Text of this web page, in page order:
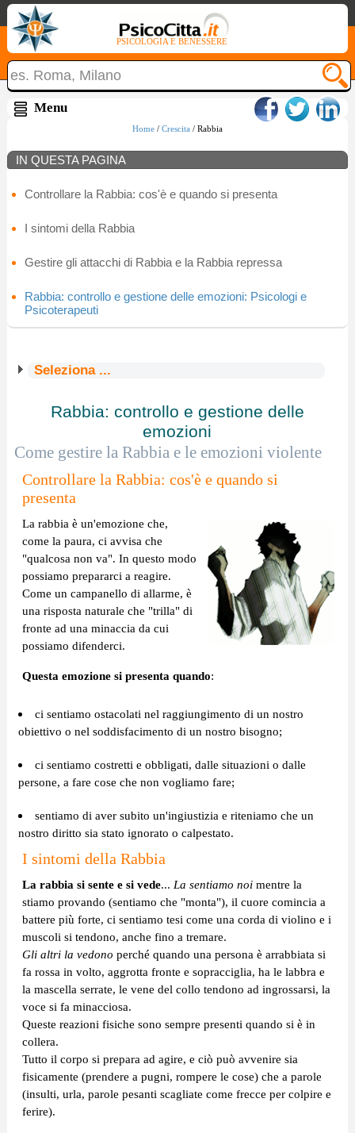
PSICOLOGIA E BENESSERE
Home/ Crescita / Rabbia
IN QUESTA PAGINA
Controllare la Rabbia: cos'è e quando si presenta
I sintomi della Rabbia
Gestire gli attacchi di Rabbia e la Rabbia repressa
Rabbia: controllo e gestione delle emozioni: Psicologi e
Psicoterapeuti
Seleziona ...
Rabbia: controllo e gestione delle
emozioni
Come gestire la Rabbia e le emozioni violente
Controllare la Rabbia: cos'è e quando si
presenta
La rabbia è un'emozione che,
come la paura, ci avvisa che
"qualcosa non va". In questo modo
possiamo prepararci a reagire.
Come un campanello di allarme, è
una risposta naturale che "trilla" di
fronte ad una minaccia da cui
possiamo difenderci.
Questa emozione si presenta quando:
ci sentiamo ostacolati nel raggiungimento di un nostro
obiettivo o nel soddisfacimento di un nostro bisogno;
ci sentiamo costretti e obbligati, dalle situazioni o dalle
persone, a fare cose che non vogliamo fare;
sentiamo di aver subito un'ingiustizia e riteniamo che un
nostro diritto sia stato ignorato o calpestato.
I sintomi della Rabbia
La rabbia si sente e si vede... La sentiamo noimentre la
stiamo provando (sentiamo che "monta"), il cuore comincia a
battere più forte, ci sentiamo tesi come una corda di violino e i
muscoli si tendono, anche fino a tremare.
Gli altri la vedono perché quando una persona è arrabbiata si
fa rossa in volto, aggrotta fronte e sopracciglia, ha le labbra e
la mascella serrate, le vene del collo tendono ad ingrossarsi, la
voce si fa minacciosa.
Queste reazioni fisiche sono sempre presenti quando si è in
collera.
Tutto il corpo si prepara ad agire, e ciò può avvenire sia
fisicamente (prendere a pugni, rompere le cose) che a parole
(insulti, urla, parole pesanti scagliate come frecce per colpire e
ferire).